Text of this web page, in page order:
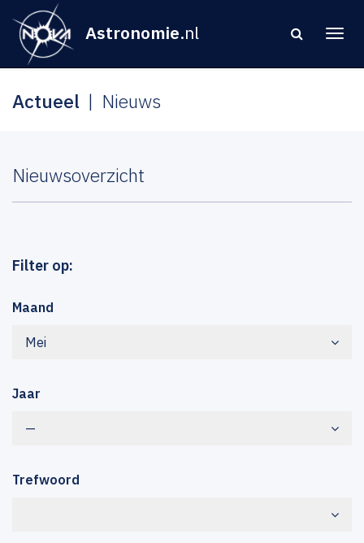
Astronomie.nl
Actueel Nieuws
Nieuwsoverzicht
Filter op:
Maand
Mei
Jaar
—
Trefwoord